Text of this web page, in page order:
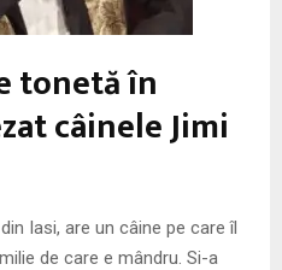
tonetă în
câinele Jimi
Iasi, are un câine pe care îl
de care e mândru. Si-a